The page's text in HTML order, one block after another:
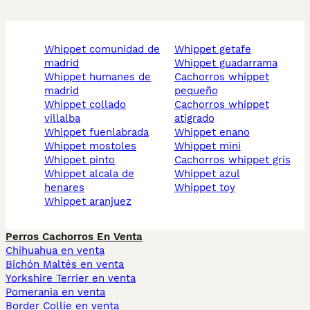
whippet comunidad de
madrid
whippet humanes de
madrid
whippet collado
villalba
whippet fuenlabrada
whippet mostoles
whippet pinto
whippet alcala de
henares
whippet aranjuez
whippet getafe
whippet guadarrama
cachorros whippet
pequeño
cachorros whippet
atigrado
whippet enano
whippet mini
cachorros whippet gris
whippet azul
whippet toy
Perros Cachorros En Venta
Chihuahua en venta
Bichón Maltés en venta
Yorkshire Terrier en venta
Pomerania en venta
Border Collie en venta